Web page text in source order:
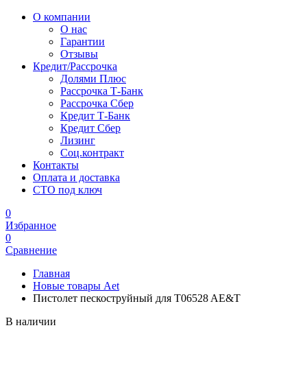
О компании
О нас
Гарантии
Отзывы
Кредит/Рассрочка
Долями Плюс
Рассрочка Т-Банк
Рассрочка Сбер
Кредит Т-Банк
Кредит Сбер
Лизинг
Соц.контракт
Контакты
Оплата и доставка
СТО под ключ
0
Избранное
0
Сравнение
Главная
Новые товары Aet
Пистолет пескоструйный для T06528 AE&T
В наличии